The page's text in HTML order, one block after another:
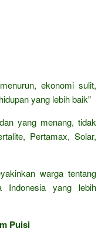
ekonomi sulit,
yang lebih baik”
yang menang, tidak
Pertamax, Solar,
warga tentang
yang lebih
Puisi